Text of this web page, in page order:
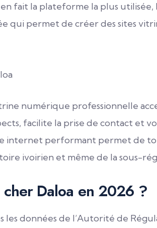
fait la plateforme la plus
qui permet de créer des sites
numérique professionnelle
facilite la prise de contact et
internet performant permet de
ivoirien et même de la sous-
Daloa en 2026 ?
données de l’Autorité de